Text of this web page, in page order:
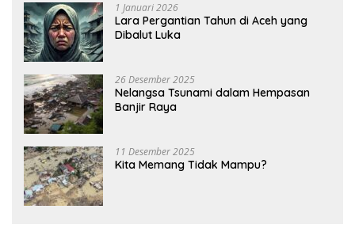
1 Januari 2026
Lara Pergantian Tahun di Aceh yang
Dibalut Luka
26 Desember 2025
Nelangsa Tsunami dalam Hempasan
Banjir Raya
11 Desember 2025
Kita Memang Tidak Mampu?